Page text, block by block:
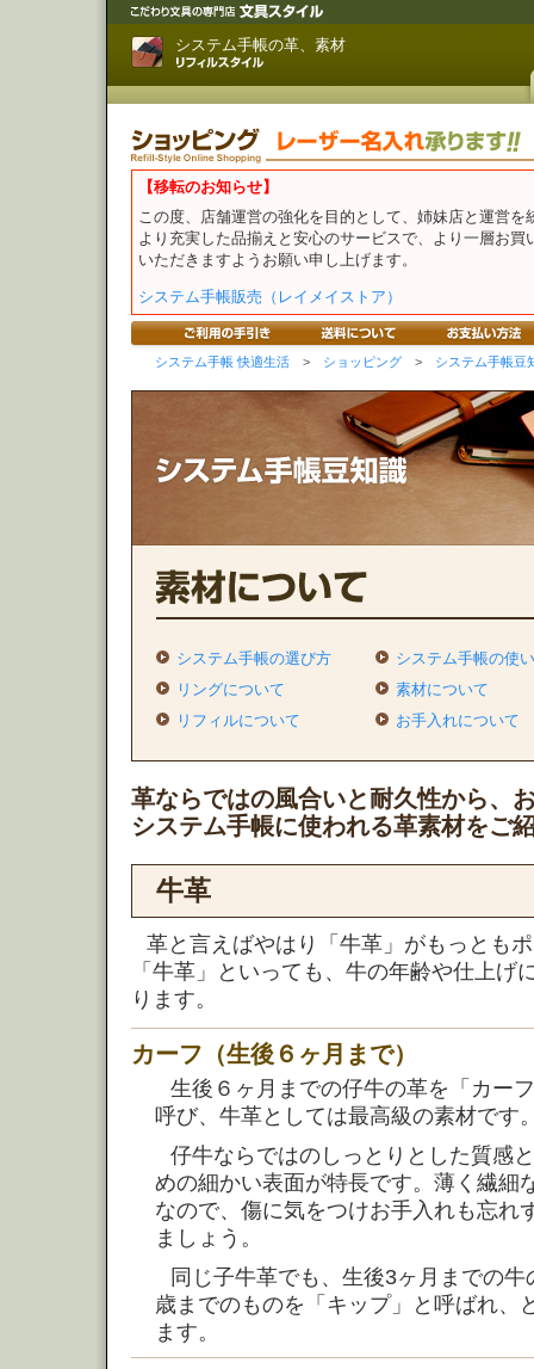
システム手帳の革、素材
【移転のお知らせ】
この度、店舗運営の強化を目的として、姉妹店と運営
より充実した品揃えと安心のサービスで、より一層お
いただきますようお願い申し上げます。
システム手帳販売（レイメイストア）
システム手帳 快適生活 > ショッピング > システム手帳豆
システム手帳の選び方
システム手帳の使
リングについて
素材について
リフィルについて
お手入れについて
革ならではの風合いと耐久性から、
システム手帳に使われる革素材をご
牛革
革と言えばやはり「牛革」がもっとも
「牛革」といっても、牛の年齢や仕上げ
ります。
カーフ（生後６ヶ月まで）
生後６ヶ月までの仔牛の革を「カー
呼び、牛革としては最高級の素材です
仔牛ならではのしっとりとした質感
めの細かい表面が特長です。薄く繊細
なので、傷に気をつけお手入れも忘れ
ましょう。
同じ子牛革でも、生後3ヶ月までの
歳までのものを「キップ」と呼ばれ、
ます。